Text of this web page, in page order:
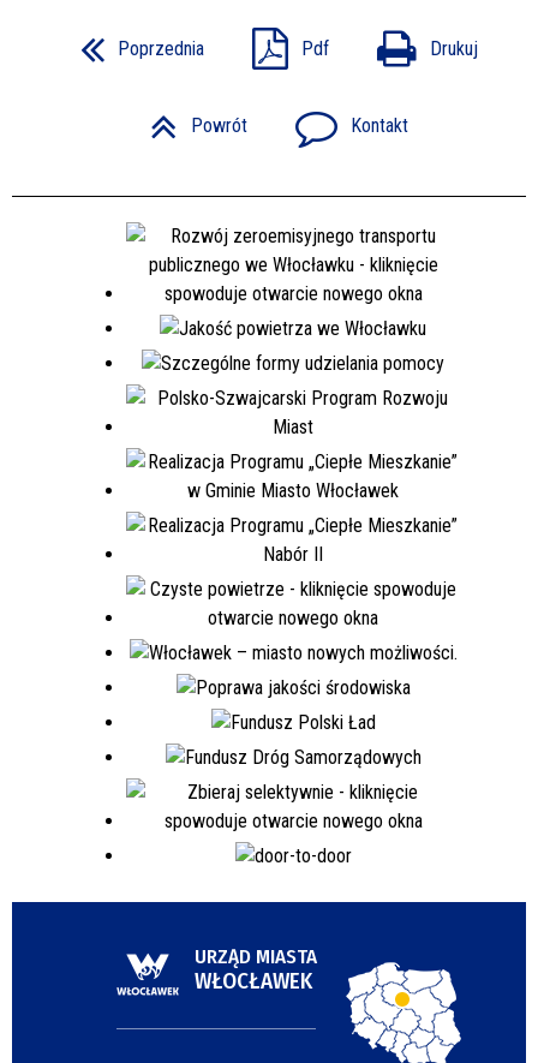
Poprzednia Pdf Drukuj
Powrót Kontakt
URZĄD MIASTA
WŁOCŁAWEK